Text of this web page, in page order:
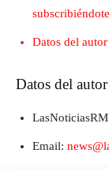
Datos del autor
Datos del autor
LasNoticiasRM
Email: